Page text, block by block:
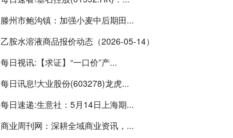
滕州市鲍沟镇：加强小麦中后期田...
乙胺水溶液商品报价动态（2026-05-14）
每日视讯:【求证】“一口价”产...
每日讯息!大业股份(603278)龙虎...
每日速递:生意社：5月14日上海期...
商业周刊网：深耕全域商业资讯，...